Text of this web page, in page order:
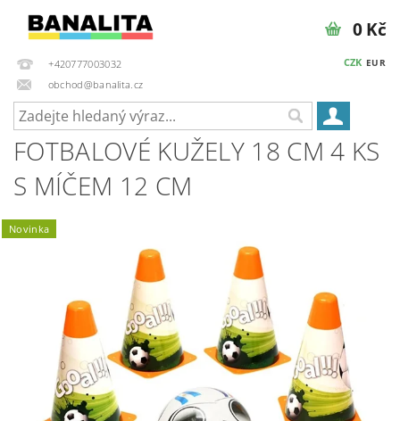
+420777003032
obchod@banalita.cz
CZK EUR
0 Kč
FOTBALOVÉ KUŽELY 18 CM 4 KS
S MÍČEM 12 CM
Novinka